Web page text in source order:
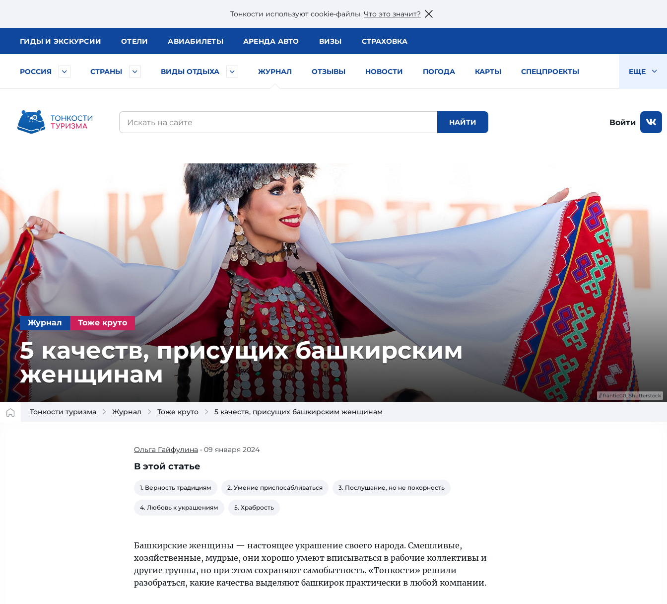
Тонкости используют сookie-файлы. Что это значит?
ГИДЫ И ЭКСКУРСИИ ОТЕЛИ АВИАБИЛЕТЫ АРЕНДА АВТО ВИЗЫ СТРАХОВКА
РОССИЯ СТРАНЫ ВИДЫ ОТДЫХА ЖУРНАЛ ОТЗЫВЫ НОВОСТИ ПОГОДА КАРТЫ СПЕЦПРОЕКТЫ ЕЩЕ
Войти
Журнал Тоже круто
5 качеств, при­су­щих баш­кир­ским
женщинам
frantic00, Shutterstock
Тонкости туризма Журнал Тоже круто 5 качеств, присущих башкирским женщинам
Смешливые,
хозяйственные,
они
умеют
рабочие
коллективы
и
другие
Ольга Гайфулина • 09 января 2024
В этой статье
1. Верность традициям 2. Умение приспосабливаться 3. Послушание, но не покорность
4. Любовь к украшениям 5. Храбрость
Башкирские женщины — настоящее украшение своего народа. Смешливые,
хозяйственные, мудрые, они хорошо умеют вписываться в рабочие коллективы и
другие группы, но при этом сохраняют самобытность. «Тонкости» решили
разобраться, какие качества выделяют башкирок практически в любой компании.